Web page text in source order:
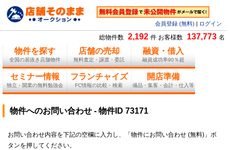
会員登録 (無料) ログイン
総物件数 2,192 件 お客様数 137,773 名
物件を探す
全国の居抜き店舗物件
店舗の売却
無料査定・譲渡・委託
融資・借入
融資成功率90％超
セミナー情報
独立・開業の無料勉強会
フランチャイズ
FC情報の比較・検索
開店準備
備品・集客・会計・仕入等
物件へのお問い合わせ - 物件ID 73171
お問い合わせ内容を下記の空欄に入力し、「物件にお問い合わせ (無料)」ボ
タンを押してください。